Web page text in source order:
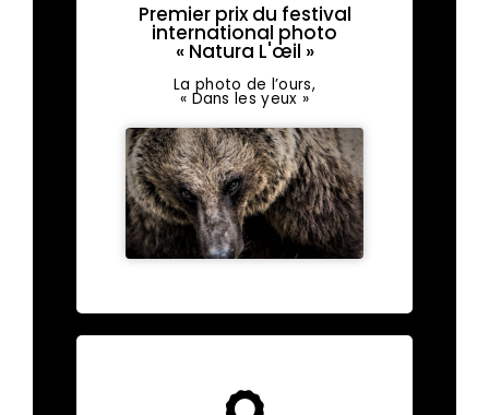
Premier prix du festival
international photo
« Natura L'œil »
La photo de l’ours,
« Dans les yeux »